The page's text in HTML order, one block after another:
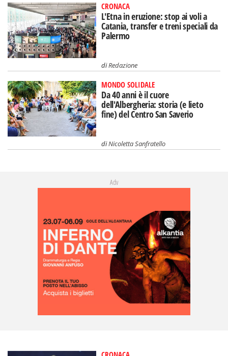
CRONACA
L'Etna in eruzione: stop ai voli a
Catania, transfer e treni speciali da
Palermo
diRedazione
MONDO SOLIDALE
Da 40 anni è il cuore
dell'Albergheria: storia (e lieto
fine) del Centro San Saverio
diNicoletta Sanfratello
Adv